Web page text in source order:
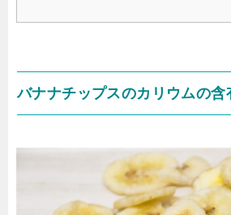
バナナチップスのカリウムの含